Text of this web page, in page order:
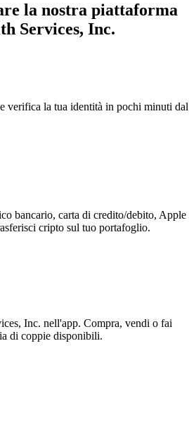
la nostra piattaforma
Services, Inc.
verifica la tua identità in pochi minuti dal
bancario, carta di credito/debito, Apple
cripto sul tuo portafoglio.
Inc. nell'app. Compra, vendi o fai
di coppie disponibili.